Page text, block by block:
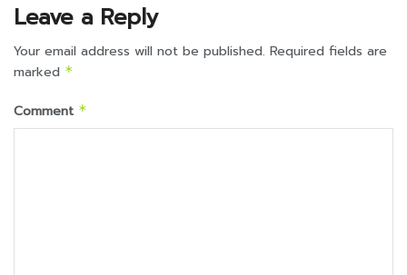
Leave a Reply
Your email address will not be published. Required fields are
marked *
Comment *